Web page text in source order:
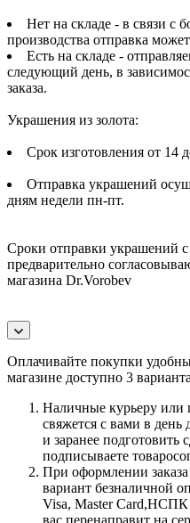
Нет на складе - в связи с
производства отправка
Есть на складе -
следующий день, в
заказа.
Украшения из золота:
Срок изготовления от 14
Отправка украшений
дням недели пн-пт.
Сроки отправки украшений
предварительно
магазина Dr.Vorobev
Оплачивайте покупки
магазине доступно 3
Наличные курьеру или
свяжется с вами в день
и заранее
подписываете
При оформлении
вариант безналичной
Visa, Master
вас перенаправит на